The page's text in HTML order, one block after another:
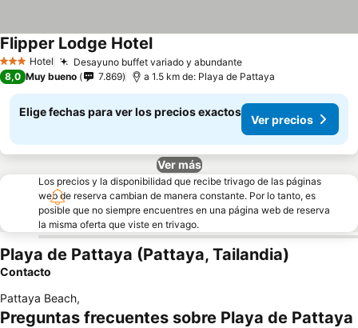
3 Estrellas
Hotel Desayuno buffet variado y abundanteVer precios
Flipper Lodge HotelVer precios
8,0 Muy bueno 7.869 a 1.5 km de: Playa de Pattaya
Elige fechas para ver los precios exactos
Ver precios
Ver más
Los precios y la disponibilidad que recibe trivago de las páginas
web de reserva cambian de manera constante. Por lo tanto, es
posible que no siempre encuentres en una página web de reserva
la misma oferta que viste en trivago.
Playa de Pattaya (Pattaya, Tailandia)
Contacto
Pattaya Beach,
Preguntas frecuentes sobre Playa de Pattaya